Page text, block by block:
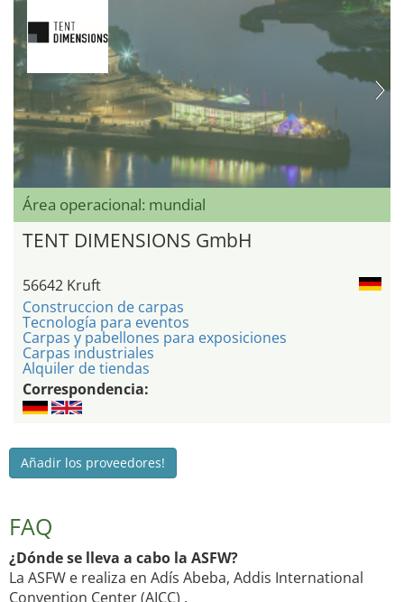
Área operacional: mundial
TENT DIMENSIONS GmbH
56642 Kruft
Construccion de carpas
Tecnología para eventos
Carpas y pabellones para exposiciones
Carpas industriales
Alquiler de tiendas
Correspondencia:
Añadir los proveedores!
FAQ
¿Dónde se lleva a cabo la ASFW?
La ASFW e realiza en Adís Abeba, Addis International
Convention Center (AICC) .